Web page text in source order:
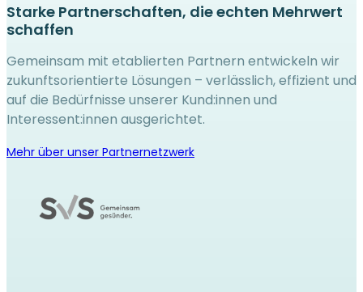
Starke Partnerschaften, die echten Mehrwert
schaffen
Gemeinsam mit etablierten Partnern entwickeln wir
zukunftsorientierte Lösungen – verlässlich, effizient und
auf die Bedürfnisse unserer Kund:innen und
Interessent:innen ausgerichtet.
Mehr über unser Partnernetzwerk